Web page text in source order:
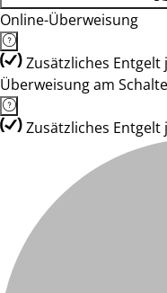
Online-Überweisung
Zusätzliches Entgelt
Überweisung am
Zusätzliches Entgelt